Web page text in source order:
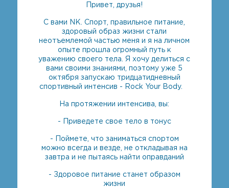
Привет, друзья!
С вами NK. Спорт, правильное питание,
здоровый образ жизни стали
неотъемлемой частью меня и я на личном
опыте прошла огромный путь к
уважению своего тела. Я хочу делиться с
вами своими знаниями, поэтому уже 5
октября запускаю тридцатидневный
спортивный интенсив - Rock Your Body. ⠀
На протяжении интенсива, вы:
- Приведете свое тело в тонус
- Поймете, что заниматься спортом
можно всегда и везде, не откладывая на
завтра и не пытаясь найти оправданий
- Здоровое питание станет образом
жизни